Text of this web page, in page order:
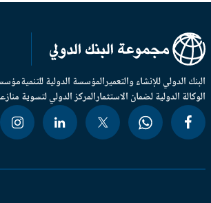
الدولي للإنشاء والتعميرالمؤسسة الدولية للتنميةمؤسسة
الدولية لضمان الاستثمارالمركز الدولي لتسوية منازعات